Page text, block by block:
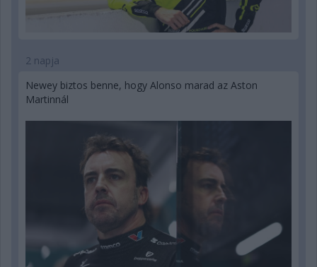
2 napja
Newey biztos benne, hogy Alonso marad az Aston
Martinnál